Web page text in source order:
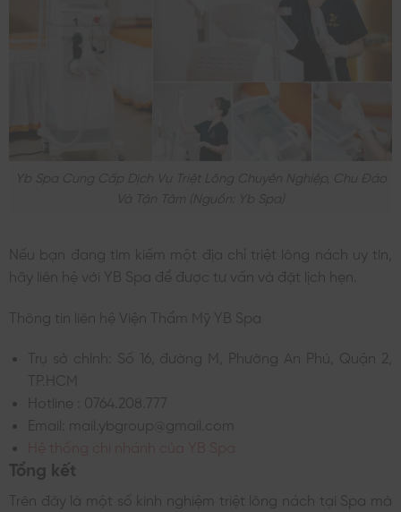
Yb Spa Cung Cấp Dịch Vụ Triệt Lông Chuyên Nghiệp, Chu Đáo
Và Tận Tâm (nguồn: Yb Spa)
Nếu bạn đang tìm kiếm một địa chỉ triệt lông nách uy tín,
hãy liên hệ với YB Spa để được tư vấn và đặt lịch hẹn.
Thông tin liên hệ Viện Thẩm Mỹ YB Spa
Trụ sở chính: Số 16, đường M, Phường An Phú, Quận 2,
TP.HCM
Hotline : 0764.208.777
Email: mail.ybgroup@gmail.com
Tổng kết
Trên đây là một số kinh nghiệm triệt lông nách tại Spa mà